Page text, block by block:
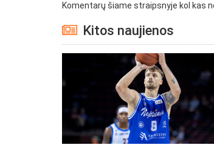
Komentarų šiame straipsnyje kol kas
Kitos naujienos